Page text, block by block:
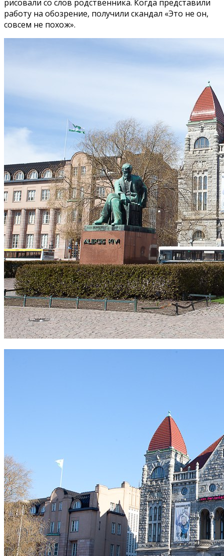
рисовали со слов родственника. Когда представили
работу на обозрение, получили скандал «Это не он,
совсем не похож».